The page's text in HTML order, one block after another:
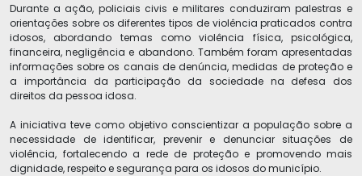
Durante a ação, policiais civis e militares conduziram palestras e
orientações sobre os diferentes tipos de violência praticados contra
idosos, abordando temas como violência física, psicológica,
financeira, negligência e abandono. Também foram apresentadas
informações sobre os canais de denúncia, medidas de proteção e
a importância da participação da sociedade na defesa dos
direitos da pessoa idosa.
A iniciativa teve como objetivo conscientizar a população sobre a
necessidade de identificar, prevenir e denunciar situações de
violência, fortalecendo a rede de proteção e promovendo mais
dignidade, respeito e segurança para os idosos do município.